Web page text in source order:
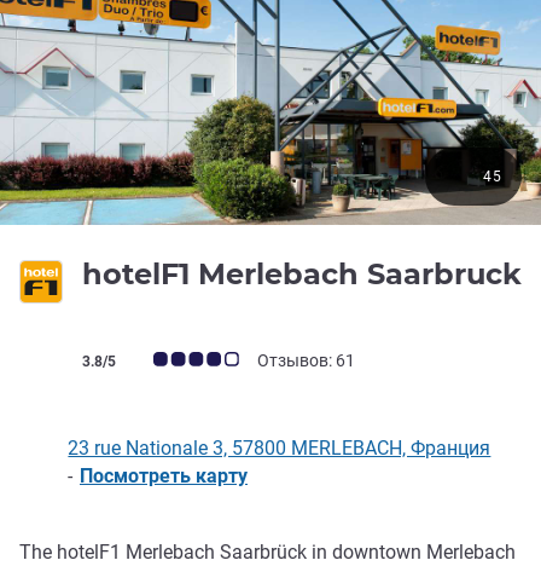
hotelF1 Merlebach Saarbruck
Примечание: отзывы клиентов (Рейтинг ALL)
3.8/5 Отзывов: 61
45
23 rue Nationale 3, 57800 MERLEBACH, Франция
- Посмотреть карту
The hotelF1 Merlebach Saarbrück in downtown Merlebach